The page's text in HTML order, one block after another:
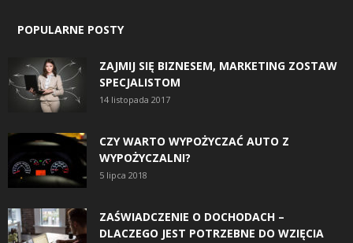
POPULARNE POSTY
ZAJMIJ SIĘ BIZNESEM, MARKETING ZOSTAW
SPECJALISTOM
14 listopada 2017
CZY WARTO WYPOŻYCZAĆ AUTO Z
WYPOŻYCZALNI?
5 lipca 2018
ZAŚWIADCZENIE O DOCHODACH –
DLACZEGO JEST POTRZEBNE DO WZIĘCIA